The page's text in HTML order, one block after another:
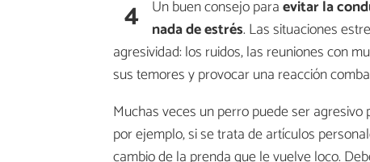
4 Un buen consejo paraevitar la
nada de estrés. Las situaciones
agresividad: los ruidos, las reuniones con
sus temores y provocar una reacción
Muchas veces un perro puede ser
por ejemplo, si se trata de artículos